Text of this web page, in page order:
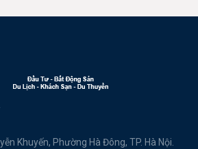
Khuyến, Phường Hà Đông, TP. Hà Nội.